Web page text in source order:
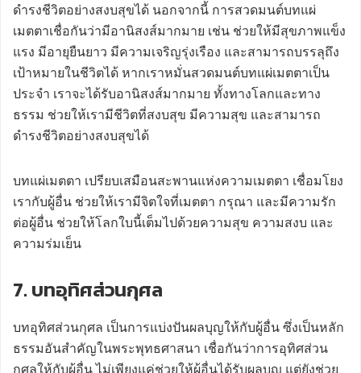
ดำรงชีวิตอย่างสงบสุขได้ นอกจากนี้ การสวดมนต์บทแผ่
เมตตาเชื่อกันว่ามีอานิสงส์มากมาย เช่น ช่วยให้มีสุขภาพแข็ง
แรง มีอายุยืนยาว มีความเจริญรุ่งเรือง และสามารถบรรลุถึง
เป้าหมายในชีวิตได้ หากเราหมั่นสวดมนต์บทแผ่เมตตาเป็น
ประจำ เราจะได้รับอานิสงส์มากมาย ทั้งทางโลกและทาง
ธรรม ช่วยให้เรามีชีวิตที่สงบสุข มีความสุข และสามารถ
ดำรงชีวิตอย่างสงบสุขได้
บทแผ่เมตตา เปรียบเสมือนสะพานแห่งความเมตตา เชื่อมโยง
เรากับผู้อื่น ช่วยให้เรามีจิตใจที่เมตตา กรุณา และมีความรัก
ต่อผู้อื่น ช่วยให้โลกใบนี้เต็มไปด้วยความสุข ความสงบ และ
ความร่มเย็น
7. บทอุทิศส่วนกุศล
บทอุทิศส่วนกุศล เป็นการแบ่งปันผลบุญให้กับผู้อื่น ซึ่งเป็นหลัก
ธรรมอันสำคัญในพระพุทธศาสนา เชื่อกันว่าการอุทิศส่วน
กุศลให้กับผู้อื่น ไม่เพียงแค่ช่วยให้ผู้อื่นได้รับผลบุญ แต่ยังช่วย